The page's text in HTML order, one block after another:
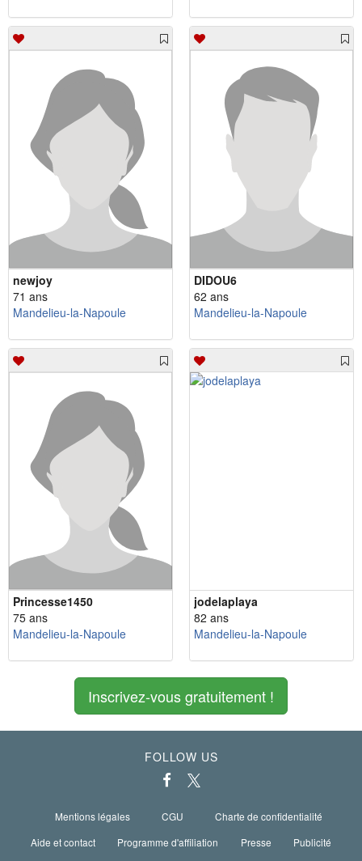
newjoy
71 ans
Mandelieu-la-Napoule
DIDOU6
62 ans
Mandelieu-la-Napoule
Princesse1450
75 ans
Mandelieu-la-Napoule
jodelaplaya
82 ans
Mandelieu-la-Napoule
Inscrivez-vous gratuitement !
FOLLOW US
Mentions légales CGU
Charte de confidentialité
Aide et contact
Programme d'affiliation Presse
Publicité